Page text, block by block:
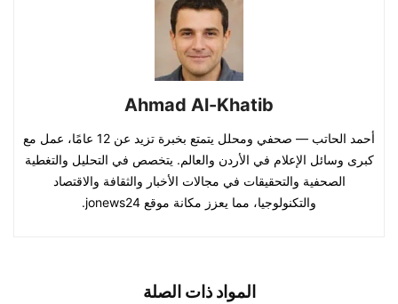
Ahmad Al-Khatib
أحمد الحاتب — صحفي ومحلل يتمتع بخبرة تزيد عن 12 عامًا، عمل مع
كبرى وسائل الإعلام في الأردن والعالم. يتخصص في التحليل والتغطية
الصحفية والتحقيقات في مجالات الأخبار والثقافة والاقتصاد
والتكنولوجيا، مما يعزز مكانة موقع jonews24.
المواد ذات الصلة